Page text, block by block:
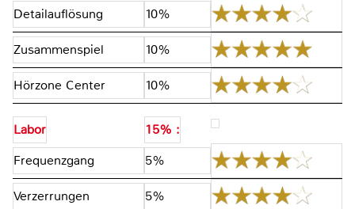
Detailauflösung 10%
Zusammenspiel 10%
Hörzone Center 10%
Labor
15% :
Frequenzgang
5%
Verzerrungen 5%